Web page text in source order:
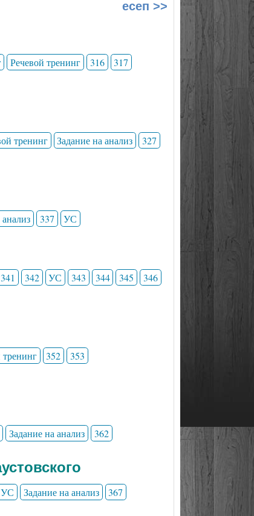
есеп >>
Речевой тренинг 316
317
тренинг Задание на анализ
327
337 УС
341 342 УС 343 344 345
346
тренинг 352
353
Задание на анализ 362
УС Задание на анализ 367